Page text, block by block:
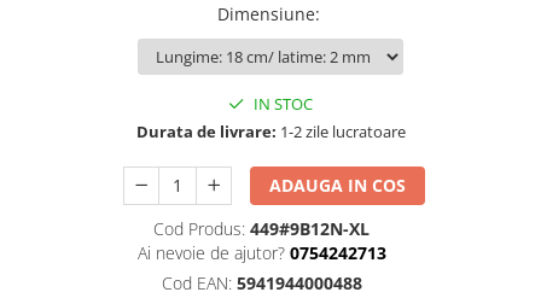
Dimensiune:
IN STOC
Durata de livrare: 1-2 zile lucratoare
ADAUGA IN COS
Cod Produs: 449#9B12N-XL
Ai nevoie de ajutor? 0754242713
Cod EAN: 5941944000488